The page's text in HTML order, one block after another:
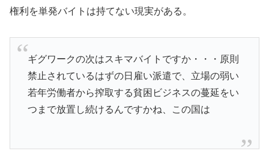
権利を単発バイトは持てない現実がある。
ギグワークの次はスキマバイトですか・・・原則
禁止されているはずの日雇い派遣で、立場の弱い
若年労働者から搾取する貧困ビジネスの蔓延をい
つまで放置し続けるんですかね、この国は